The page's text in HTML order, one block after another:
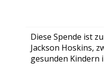
Diese Spende ist
Jackson Hoskins,
gesunden Kindern